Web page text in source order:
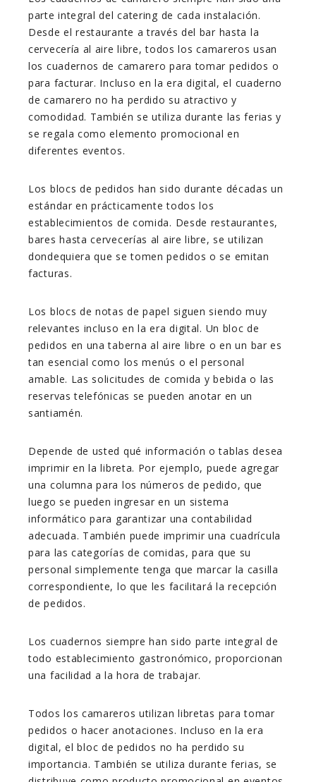
parte integral del catering de cada instalación.
Desde el restaurante a través del bar hasta la
cervecería al aire libre, todos los camareros usan
los cuadernos de camarero para tomar pedidos o
para facturar. Incluso en la era digital, el cuaderno
de camarero no ha perdido su atractivo y
comodidad. También se utiliza durante las ferias y
se regala como elemento promocional en
diferentes eventos.
Los blocs de pedidos han sido durante décadas un
estándar en prácticamente todos los
establecimientos de comida. Desde restaurantes,
bares hasta cervecerías al aire libre, se utilizan
dondequiera que se tomen pedidos o se emitan
facturas.
Los blocs de notas de papel siguen siendo muy
relevantes incluso en la era digital. Un bloc de
pedidos en una taberna al aire libre o en un bar es
tan esencial como los menús o el personal
amable. Las solicitudes de comida y bebida o las
reservas telefónicas se pueden anotar en un
santiamén.
Depende de usted qué información o tablas desea
imprimir en la libreta. Por ejemplo, puede agregar
una columna para los números de pedido, que
luego se pueden ingresar en un sistema
informático para garantizar una contabilidad
adecuada. También puede imprimir una cuadrícula
para las categorías de comidas, para que su
personal simplemente tenga que marcar la casilla
correspondiente, lo que les facilitará la recepción
de pedidos.
Los cuadernos siempre han sido parte integral de
todo establecimiento gastronómico, proporcionan
una facilidad a la hora de trabajar.
Todos los camareros utilizan libretas para tomar
pedidos o hacer anotaciones. Incluso en la era
digital, el bloc de pedidos no ha perdido su
importancia. También se utiliza durante ferias, se